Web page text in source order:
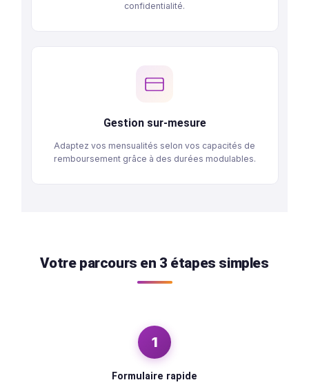
obtenez un retour de nos équipes sous 24h
Sécurité & Confidentialité
Gestion sur-mesure
Adaptez vos mensualités selon vos capacités de